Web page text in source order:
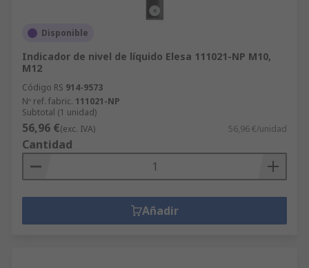
Disponible
Indicador de nivel de líquido Elesa 111021-NP M10,
M12
Código RS 914-9573
Nº ref. fabric. 111021-NP
Subtotal (1 unidad)
56,96 €(exc. IVA) 56,96 €/unidad
Cantidad
Añadir